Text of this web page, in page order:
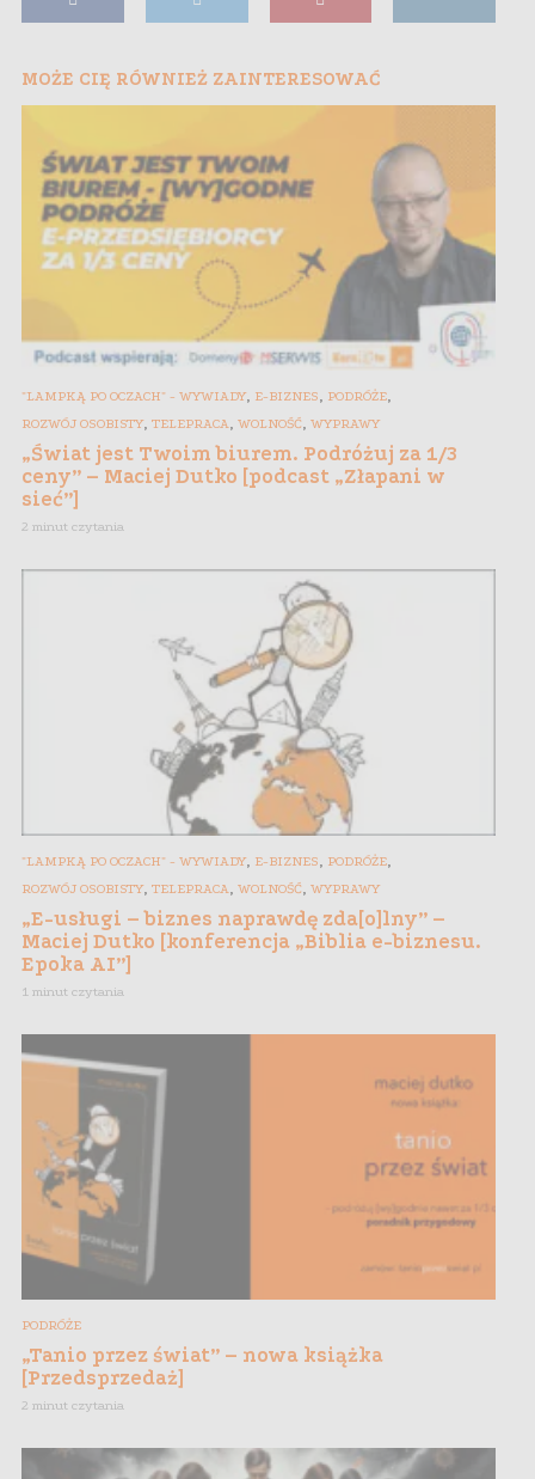
MOŻE CIĘ RÓWNIEŻ ZAINTERESOWAĆ
"LAMPKĄ PO OCZACH" - WYWIADY, E-BIZNES, PODRÓŻE,
ROZWÓJ OSOBISTY, TELEPRACA, WOLNOŚĆ, WYPRAWY
„Świat jest Twoim biurem. Podróżuj za 1/3
ceny” – Maciej Dutko [podcast „Złapani w
sieć”]
2 minut czytania
"LAMPKĄ PO OCZACH" - WYWIADY, E-BIZNES PODRÓŻE
ROZWÓJ OSOBISTY, TELEPRACA WOLNOŚĆ WYPRAWY
„E-usługi – biznes naprawdę zda[o]lny” –
Maciej Dutko [konferencja „Biblia e-biznesu.
Epoka AI”]
1 minut czytania
PODRÓŻE
„Tanio przez świat” – nowa książka
[Przedsprzedaż]
2 minut czytania